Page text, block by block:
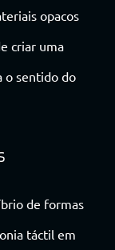
opacos
criar uma
o sentido do
de formas
táctil em